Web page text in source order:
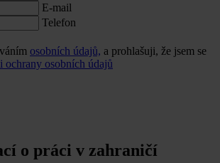
E-mail
Telefon
osobních údajů, a prohlašuji, že jsem se
ochrany osobních údajů
o práci v zahraničí